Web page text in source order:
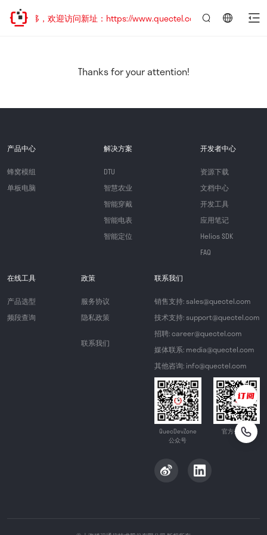
址已迁移，欢迎访问新址：https://www.quectel.com.cn
Thanks for your attention!
产品中心
蜂窝模组
单板电脑
解决方案
DTU
智慧农业
智能穿戴
智能电表
智能定位
开发者中心
资源下载
文档中心
开发工具
应用笔记
Helios SDK
FAQ
在线工具
产品选型
频段查询
政策
服务协议
隐私政策
联系我们
联系我们
销售支持: sales@quectel.com
技术支持: support@quectel.com
招聘: career@quectel.com
媒体联系: media@quectel.com
其他咨询: info@quectel.com
QuecDevZone
公众号
官方公众号